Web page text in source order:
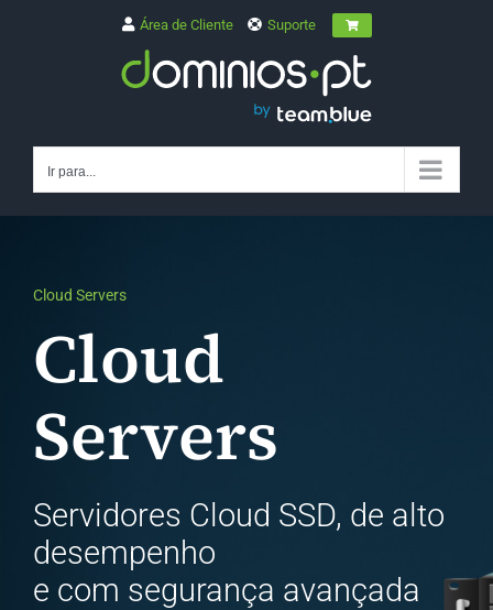
Área de Cliente Suporte
Ir para...
Cloud Servers
Cloud
Servers
Servidores Cloud SSD, de alto
desempenho
e com segurança avançada